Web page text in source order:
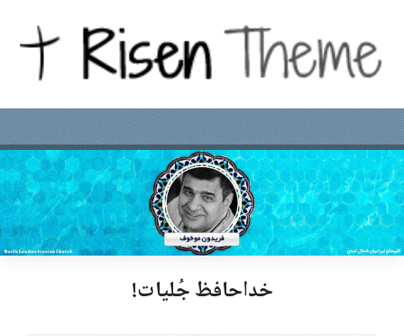
خداحافظ جُلیات!